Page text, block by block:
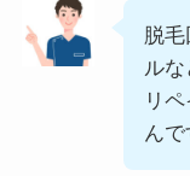
脱
ル
リ
ん